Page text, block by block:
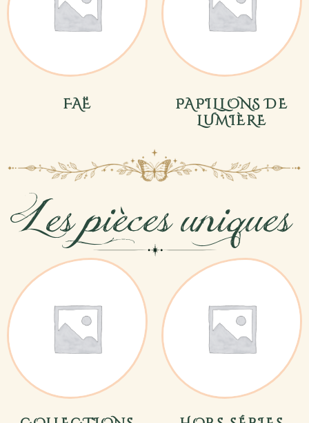
FAË
PAPILLONS DE
LUMIÈRE
Les pièces uniques